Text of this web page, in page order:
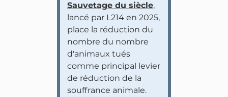
Sauvetage du siècle,
lancé par L214 en 2025,
place la réduction du
nombre du nombre
d'animaux tués
comme principal levier
de réduction de la
souffrance animale.